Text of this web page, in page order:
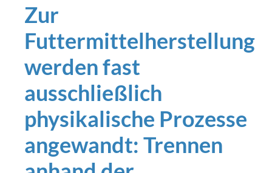
Zur
Futtermittelherstellung
werden fast
ausschließlich
physikalische Prozesse
angewandt: Trennen